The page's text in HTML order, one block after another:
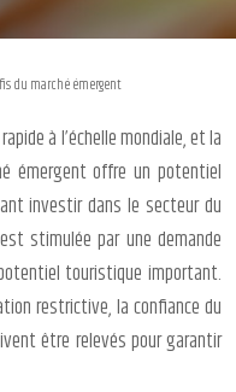
du marché émergent
à l’échelle mondiale, et la
émergent offre un potentiel
investir dans le secteur du
stimulée par une demande
touristique important.
restrictive, la confiance du
être relevés pour garantir